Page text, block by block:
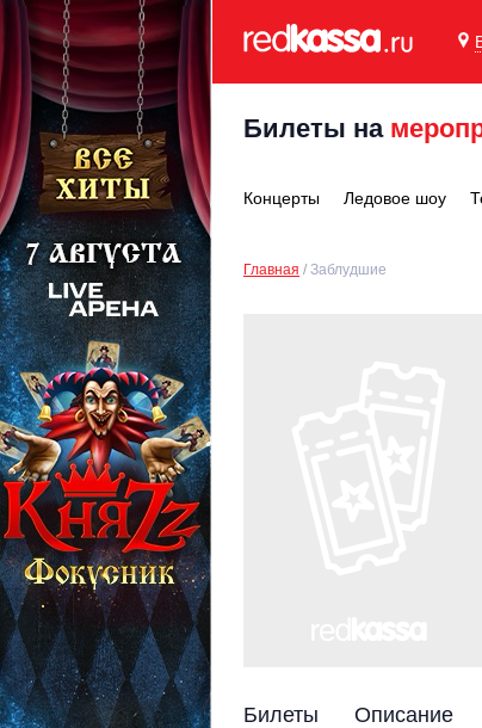
Билеты на
Концерты Ледовое шоу
Главная Заблудшие
Билеты Описание